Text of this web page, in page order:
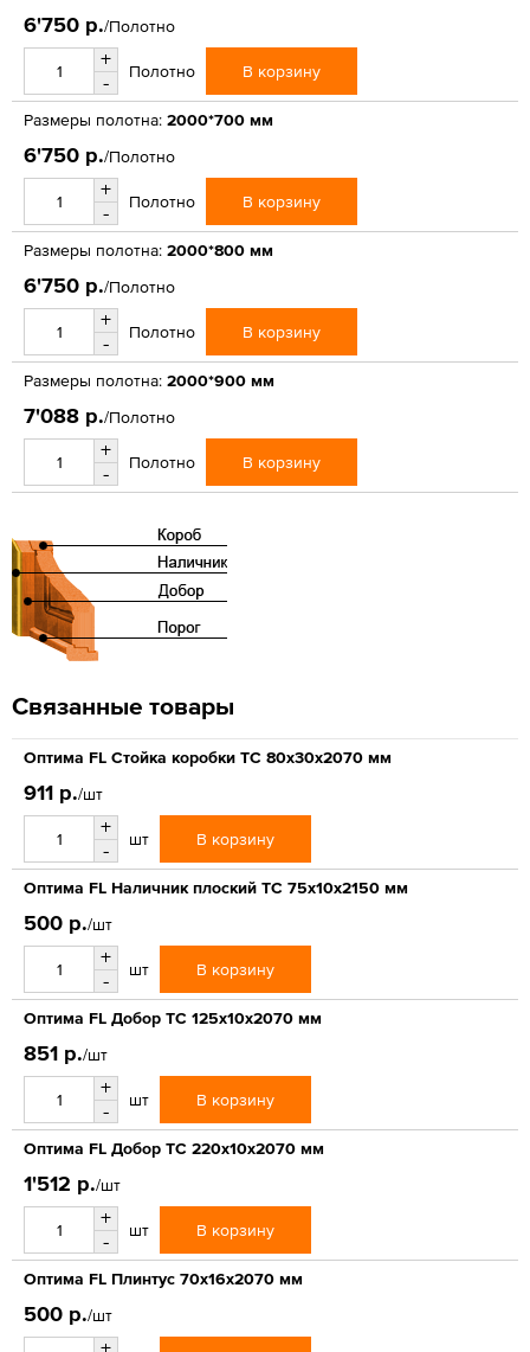
6'750 р./Полотно
+
-
Полотно В корзину
Размеры полотна: 2000*700 мм
6'750 р./Полотно
+
-
Полотно В корзину
Размеры полотна: 2000*800 мм
6'750 р./Полотно
+
-
Полотно В корзину
Размеры полотна: 2000*900 мм
7'088 р./Полотно
+
-
Полотно В корзину
Связанные товары
Оптима FL Стойка коробки ТС 80х30х2070 мм
911 р./шт
+
-
шт В корзину
Оптима FL Наличник плоский ТС 75х10х2150 мм
500 р./шт
+
-
шт В корзину
Оптима FL Добор ТС 125х10х2070 мм
851 р./шт
+
-
шт В корзину
Оптима FL Добор ТС 220х10х2070 мм
1'512 р./шт
+
-
шт В корзину
Оптима FL Плинтус 70х16х2070 мм
500 р./шт